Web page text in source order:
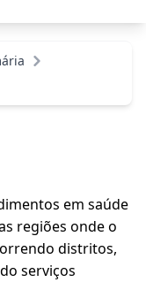
em saúde
regiões onde o
distritos,
serviços